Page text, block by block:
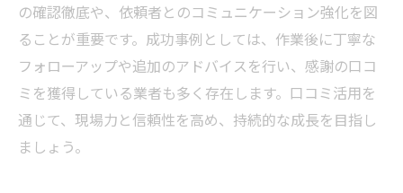
の確認徹底や、依頼者とのコミュニケーション強化を図
ることが重要です。成功事例としては、作業後に丁寧な
フォローアップや追加のアドバイスを行い、感謝の口コ
ミを獲得している業者も多く存在します。口コミ活用を
通じて、現場力と信頼性を高め、持続的な成長を目指し
ましょう。